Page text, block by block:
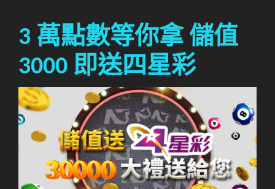
3 萬點數等你拿 儲值
3000 即送四星彩